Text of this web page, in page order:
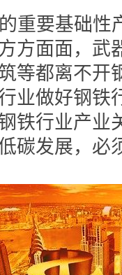
重要基础性
方面面，武
等都离不开
业做好钢铁
铁行业产业
碳发展，必